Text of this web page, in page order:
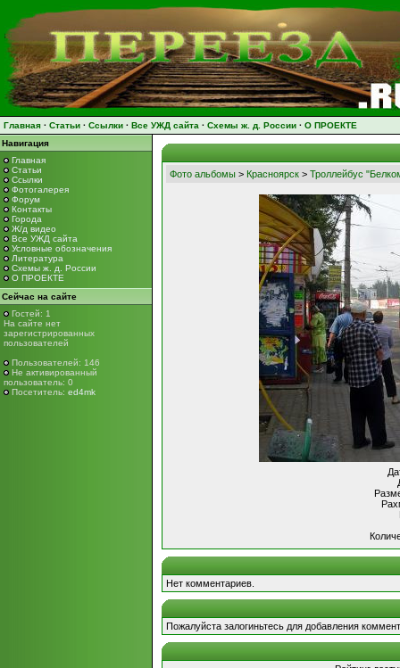
Главная · Статьи · Ссылки · Все УЖД сайта · Схемы ж. д. России · О ПРОЕКТЕ
Навигация
Главная
Статьи
Ссылки
Фотогалерея
Форум
Контакты
Города
Ж/д видео
Все УЖД сайта
Условные обозначения
Литература
Схемы ж. д. России
О ПРОЕКТЕ
Сейчас на сайте
Гостей: 1
На сайте нет
зарегистрированных
пользователей
Пользователей: 146
Не активированный
пользователь: 0
Посетитель: ed4mk
Фото альбомы > Красноярск > Троллейбус
Нет комментариев.
Пожалуйста залогиньтесь для добавления